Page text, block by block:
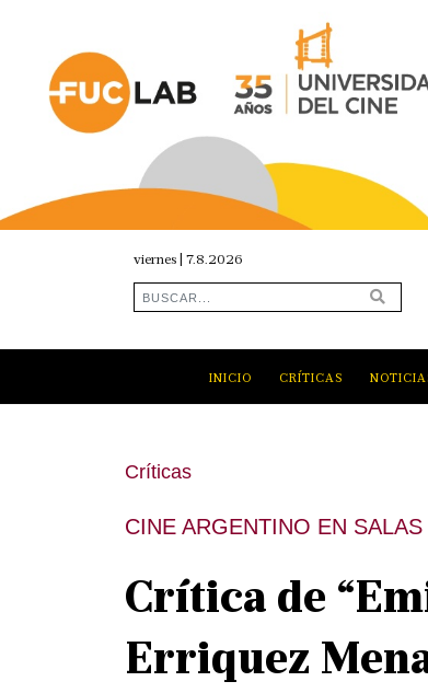
viernes | 7.8.2026
INICIO CRÍTICAS
Críticas
CINE ARGENTINO EN SALAS
Crítica de
Erriquez